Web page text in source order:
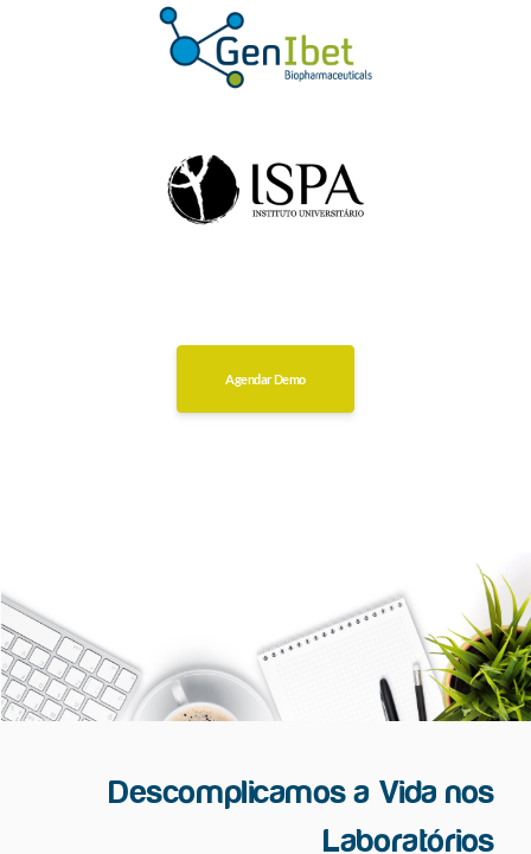
Agendar Demo
Descomplicamos a Vida nos
Laboratórios